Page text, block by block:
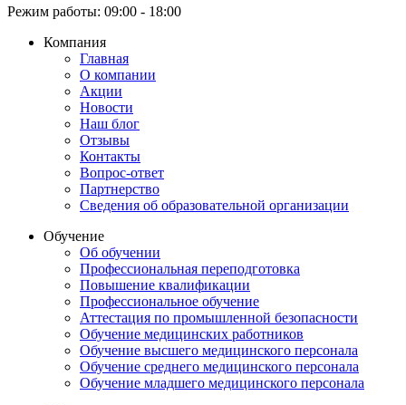
Режим работы: 09:00 - 18:00
Компания
Главная
О компании
Акции
Новости
Наш блог
Отзывы
Контакты
Вопрос-ответ
Партнерство
Сведения об образовательной организации
Обучение
Об обучении
Профессиональная переподготовка
Повышение квалификации
Профессиональное обучение
Аттестация по промышленной безопасности
Обучение медицинских работников
Обучение высшего медицинского персонала
Обучение среднего медицинского персонала
Обучение младшего медицинского персонала